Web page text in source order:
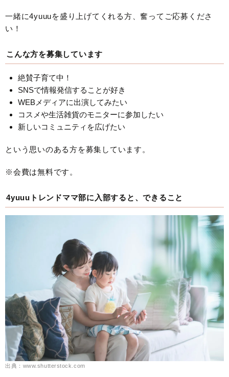
一緒に4yuuuを盛り上げてくれる方、奮ってご応募くださ
い！
こんな方を募集しています
絶賛子育て中！
SNSで情報発信することが好き
WEBメディアに出演してみたい
コスメや生活雑貨のモニターに参加したい
新しいコミュニティを広げたい
という思いのある方を募集しています。
※会費は無料です。
4yuuuトレンドママ部に入部すると、できること
出典：www.shutterstock.com